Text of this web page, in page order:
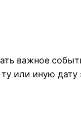
важное
или иную дату